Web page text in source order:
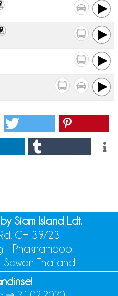
Siam Island Ldt.
CH 39/23
- Phaknampoo
Thailand